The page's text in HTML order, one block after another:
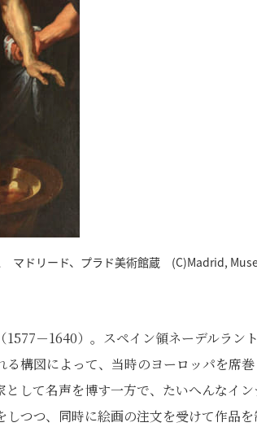
マドリード、プラド美術館蔵 (C)Madrid,
－1640）。スペイン領ネーデルラン
構図によって、当時のヨーロッパを席
して名声を博す一方で、たいへんなイン
つつ、同時に絵画の注文を受けて作品を